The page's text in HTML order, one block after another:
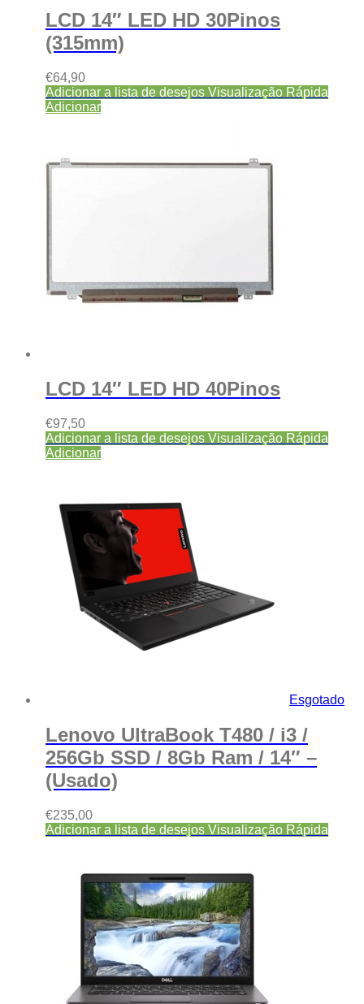
LCD 14″ LED HD 30Pinos
(315mm)
€64,90
Adicionar a lista de desejos Visualização Rápida
Adicionar
LCD 14″ LED HD 40Pinos
€97,50
Adicionar a lista de desejos Visualização Rápida
Adicionar
Esgotado
Lenovo UltraBook T480 / i3 /
256Gb SSD / 8Gb Ram / 14″ –
(Usado)
€235,00
Adicionar a lista de desejos Visualização Rápida